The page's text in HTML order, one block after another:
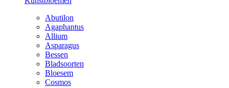
Abutilon
Agaphantus
Allium
Asparagus
Bessen
Bladsoorten
Bloesem
Cosmos